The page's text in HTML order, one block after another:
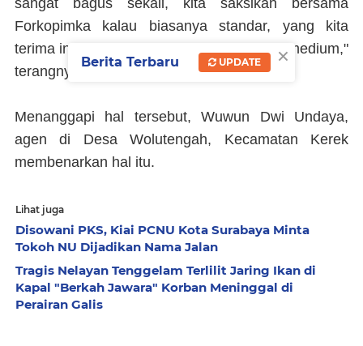
sangat bagus sekali, kita saksikan bersama
Forkopimka kalau biasanya standar, yang kita
terima ini diatas standar untuk jenis beras medium,"
terangnya.
Menanggapi hal tersebut, Wuwun Dwi Undaya,
agen di Desa Wolutengah, Kecamatan Kerek
membenarkan hal itu.
Lihat juga
Disowani PKS, Kiai PCNU Kota Surabaya Minta
Tokoh NU Dijadikan Nama Jalan
Tragis Nelayan Tenggelam Terlilit Jaring Ikan di
Kapal "Berkah Jawara" Korban Meninggal di
Perairan Galis
×
Berita Terbaru UPDATE